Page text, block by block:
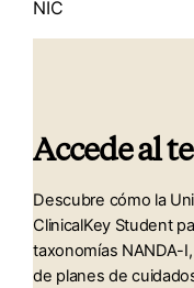
NIC
Accede al
Descubre cómo la
ClinicalKey Student
taxonomías NANDA-
de planes de